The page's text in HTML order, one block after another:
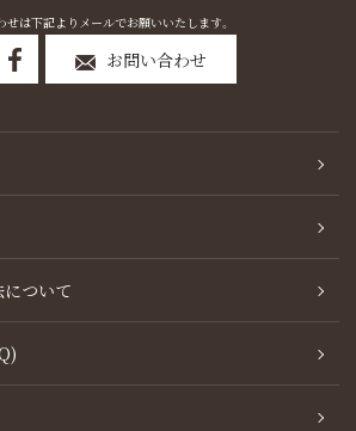
せは下記よりメールでお願いいたします。
お問い合わせ
ついて